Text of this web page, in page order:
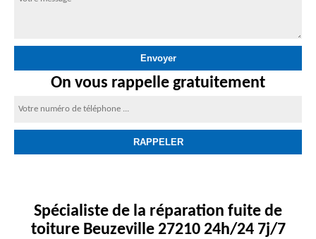
On vous rappelle gratuitement
Spécialiste de la réparation fuite de
toiture Beuzeville 27210 24h/24 7j/7